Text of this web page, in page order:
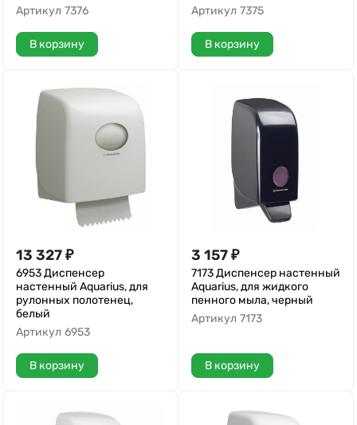
Артикул 7376
В корзину
Артикул 7375
В корзину
13 327₽
6953 Диспенсер
настенный Aquarius, для
рулонных полотенец,
белый
Артикул 6953
В корзину
3 157₽
7173 Диспенсер настенный
Aquarius, для жидкого
пенного мыла, черный
Артикул 7173
В корзину